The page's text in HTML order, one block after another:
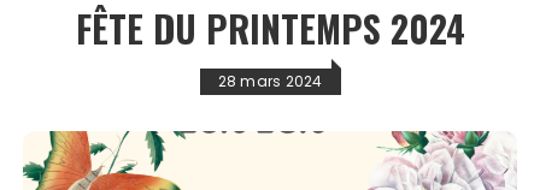
FÊTE DU PRINTEMPS 2024
28 mars 2024